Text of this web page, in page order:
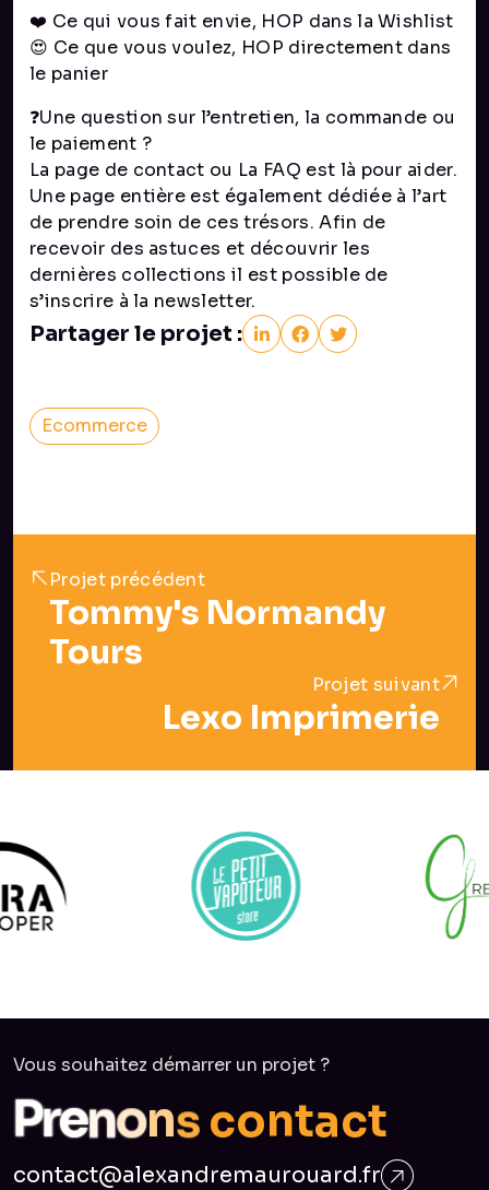
❤️ Ce qui vous fait envie, HOP dans la Wishlist
😍 Ce que vous voulez, HOP directement dans
le panier
❓Une question sur l’entretien, la commande ou
le paiement ?
La page de contact ou La FAQ est là pour aider.
Une page entière est également dédiée à l’art
de prendre soin de ces trésors. Afin de
recevoir des astuces et découvrir les
dernières collections il est possible de
s’inscrire à la newsletter.
Partager le projet :
Ecommerce
Projet précédent
Tommy's Normandy
Tours
Projet suivant
Lexo Imprimerie
Vous souhaitez démarrer un projet ?
Prenonscontact
contact@alexandremaurouard.fr